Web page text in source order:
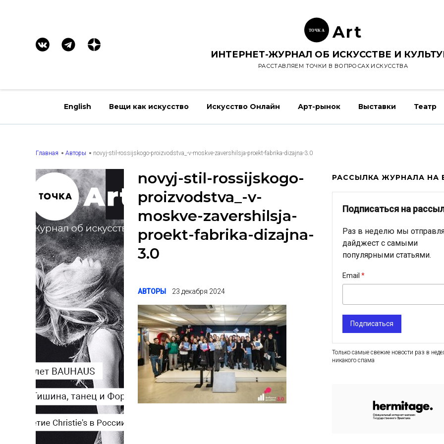
ТОЧК А Art
ИНТЕРНЕТ-ЖУРНАЛ ОБ ИСКУССТВЕ И
РАССТАВЛЯЕМ ТОЧКИ В ВОПРОСАХ ИСКУССТВА
English Вещи как искусство Искусство Онлайн Арт-рынок Выставки Театр
Главная Авторы novyj-stil-rossijskogo-proizvodstva_-v-moskve-zavershilsja-proekt-fabrika-dizajna-3.0
novyj-stil-rossijskogo-
proizvodstva_-v-
moskve-zavershilsja-
proekt-fabrika-dizajna-
3.0
АВТОРЫ 23 декабря 2024
РАССЫЛКА ЖУРНАЛА НА
Подписаться на
Раз в неделю мы
дайджест с самыми
популярными статьями.
Email
Подписаться
Только самые свежие новости раз в
никакого спама